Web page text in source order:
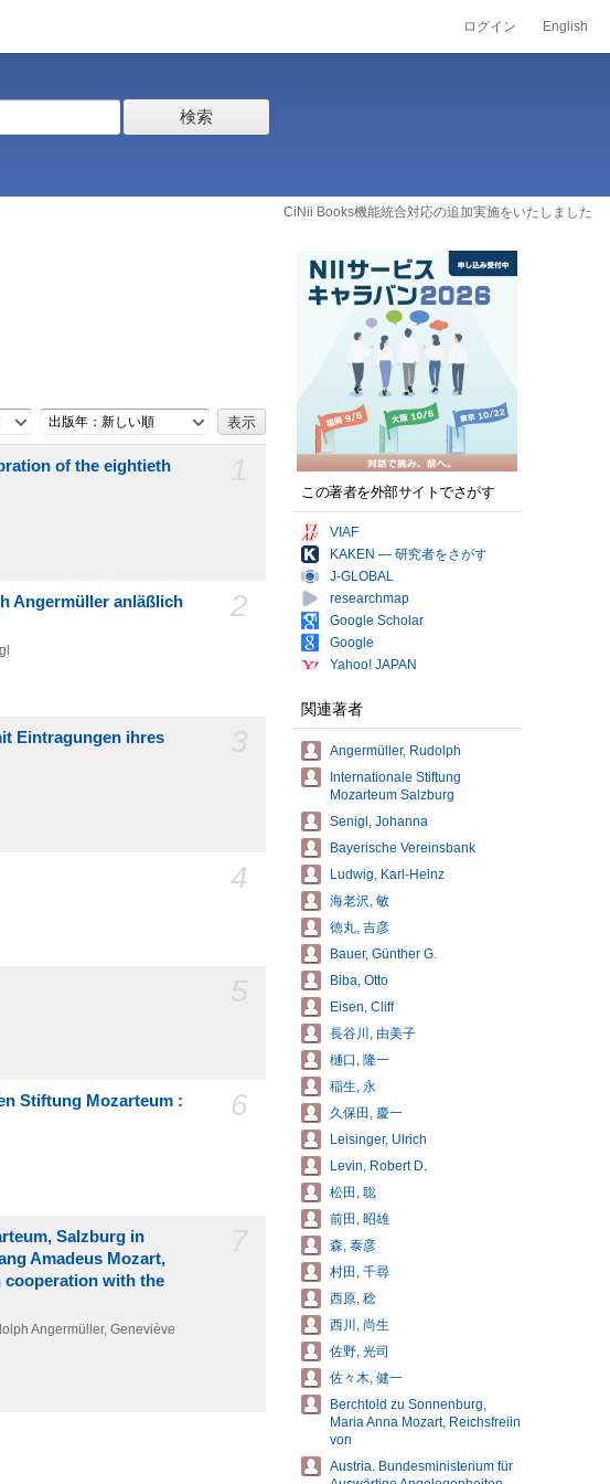
ログイン English
検索
CiNii Books機能統合対応の追加実施をいたしました
出版年：新しい順
of the eightieth
2
Angermüller anläßlich
Eintragungen ihres
4
6
Stiftung Mozarteum :
Salzburg in
Amadeus Mozart,
cooperation with the
Angermüller, Geneviève
この著者を外部サイトでさがす
VIAF
KAKEN — 研究者をさがす
J-GLOBAL
researchmap
Google Scholar
Google
Yahoo! JAPAN
関連著者
Angermüller, Rudolph
Internationale Stiftung
Mozarteum Salzburg
Senigl, Johanna
Bayerische Vereinsbank
Ludwig, Karl-Heinz
海老沢, 敏
徳丸, 吉彦
Bauer, Günther G.
Biba, Otto
Eisen, Cliff
長谷川, 由美子
樋口, 隆一
稲生, 永
久保田, 慶一
Leisinger, Ulrich
Levin, Robert D.
松田, 聡
前田, 昭雄
森, 泰彦
村田, 千尋
西原, 稔
西川, 尚生
佐野, 光司
佐々木, 健一
Berchtold zu Sonnenburg,
Maria Anna Mozart, Reichsfreiin
von
Austria. Bundesministerium für